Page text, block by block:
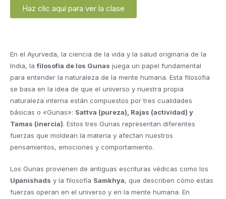
Haz clic aquí para ver la clase
En el Ayurveda, la ciencia de la vida y la salud originaria de la
India, lafilosofía de los Gunas juega un papel fundamental
para entender la naturaleza de la mente humana. Esta filosofía
se basa en la idea de que el universo y nuestra propia
naturaleza interna están compuestos por tres cualidades
básicas o «Gunas»: Sattva (pureza), Rajas (actividad) y
Tamas (inercia). Estos tres Gunas representan diferentes
fuerzas que moldean la materia y afectan nuestros
pensamientos, emociones y comportamiento.
Los Gunas provienen de antiguas escrituras védicas como los
Upanishads y la filosofía Samkhya, que describen cómo estas
fuerzas operan en el universo y en la mente humana. En